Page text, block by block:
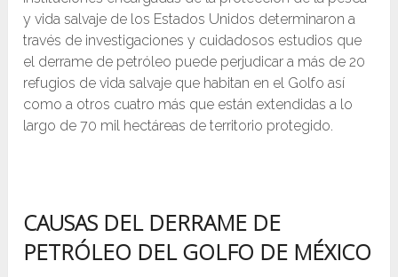
y vida salvaje de los Estados Unidos determinaron a
través de investigaciones y cuidadosos estudios que
el derrame de petróleo puede perjudicar a más de 20
refugios de vida salvaje que habitan en el Golfo así
como a otros cuatro más que están extendidas a lo
largo de 70 mil hectáreas de territorio protegido.
CAUSAS DEL DERRAME DE
PETRÓLEO DEL GOLFO DE MÉXICO